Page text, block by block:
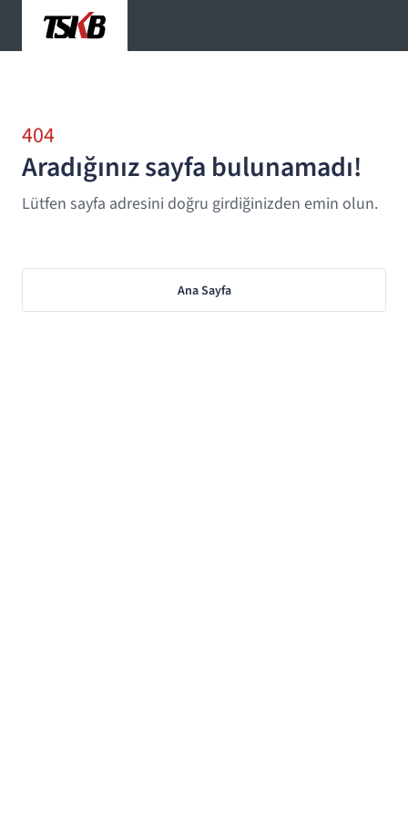
404
Aradığınız sayfa bulunamadı!
Lütfen sayfa adresini doğru girdiğinizden emin olun.
Ana Sayfa